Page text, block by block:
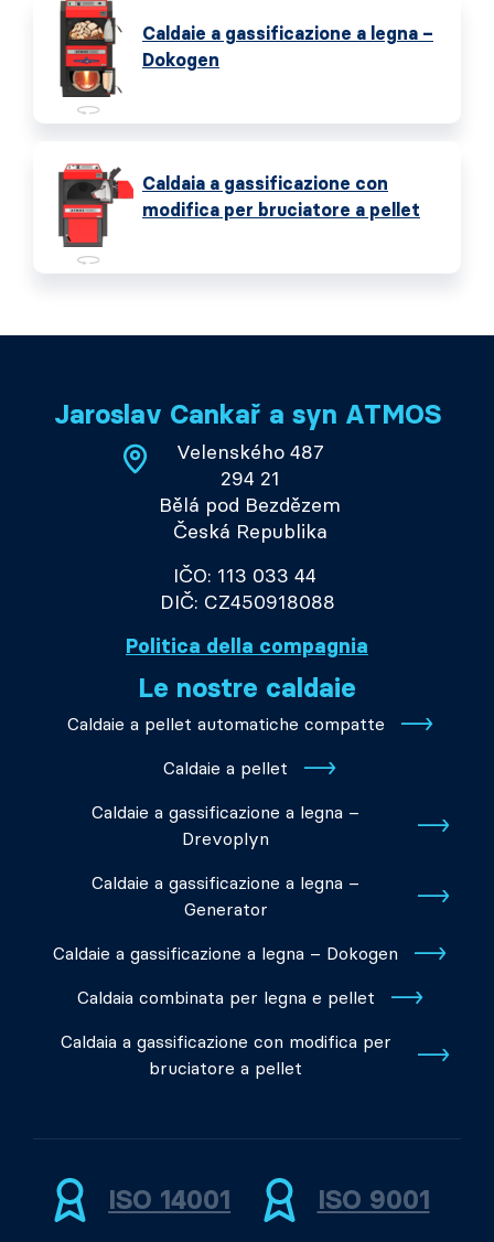
Caldaie a gassificazione a legna –
Dokogen
Caldaia a gassificazione con
modifica per bruciatore a pellet
Jaroslav Cankař a syn ATMOS
Velenského 487
294 21
Bělá pod Bezdězem
Česká Republika
IČO: 113 033 44
DIČ: CZ450918088
Politica della compagnia
Le nostre caldaie
Caldaie a pellet automatiche compatte
Caldaie a pellet
Caldaie a gassificazione a legna –
Drevoplyn
Caldaie a gassificazione a legna –
Generator
Caldaie a gassificazione a legna – Dokogen
Caldaia combinata per legna e pellet
Caldaia a gassificazione con modifica per
bruciatore a pellet
ISO 14001 ISO 9001